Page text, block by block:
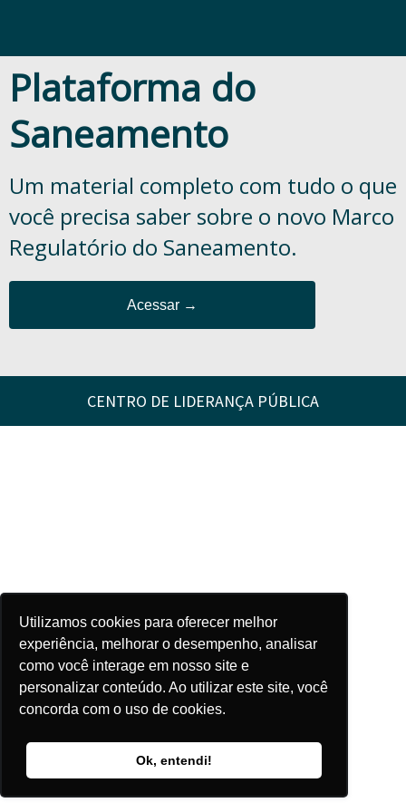
Utilizamos cookies para oferecer melhor
experiência, melhorar o desempenho, analisar
como você interage em nosso site e
personalizar conteúdo. Ao utilizar este site, você
concorda com o uso de cookies.
Ok, entendi!
Plataforma do
Saneamento
Um material completo com tudo o que
você precisa saber sobre o novo Marco
Regulatório do Saneamento.
Acessar →
CENTRO DE LIDERANÇA PÚBLICA